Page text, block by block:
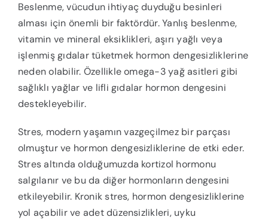
Beslenme, vücudun ihtiyaç duyduğu besinleri
alması için önemli bir faktördür. Yanlış beslenme,
vitamin ve mineral eksiklikleri, aşırı yağlı veya
işlenmiş gıdalar tüketmek hormon dengesizliklerine
neden olabilir. Özellikle omega-3 yağ asitleri gibi
sağlıklı yağlar ve lifli gıdalar hormon dengesini
destekleyebilir.
Stres, modern yaşamın vazgeçilmez bir parçası
olmuştur ve hormon dengesizliklerine de etki eder.
Stres altında olduğumuzda kortizol hormonu
salgılanır ve bu da diğer hormonların dengesini
etkileyebilir. Kronik stres, hormon dengesizliklerine
yol açabilir ve adet düzensizlikleri, uyku